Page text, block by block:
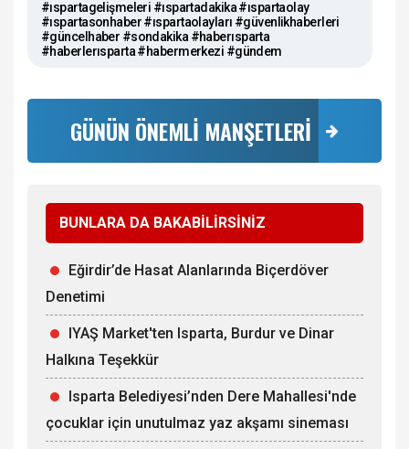
#ıspartagelişmeleri #ıspartadakika #ıspartaolay
#ıspartasonhaber #ıspartaolayları #güvenlikhaberleri
#güncelhaber #sondakika #haberısparta
#haberlerısparta #habermerkezi #gündem
GÜNÜN ÖNEMLİ MANŞETLERİ
BUNLARA DA BAKABİLİRSİNİZ
Eğirdir’de Hasat Alanlarında Biçerdöver
Denetimi
IYAŞ Market'ten Isparta, Burdur ve Dinar
Halkına Teşekkür
Isparta Belediyesi’nden Dere Mahallesi'nde
çocuklar için unutulmaz yaz akşamı sineması